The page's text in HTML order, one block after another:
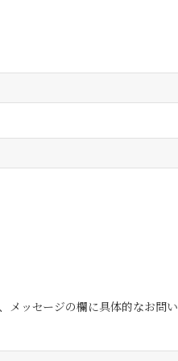
メッセージの欄に具体的なお問